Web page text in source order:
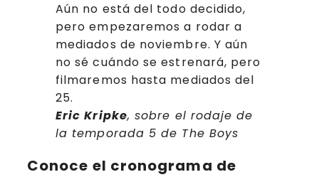
Aún no está del todo decidido,
pero empezaremos a rodar a
mediados de noviembre. Y aún
no sé cuándo se estrenará, pero
filmaremos hasta mediados del
25.
Eric Kripke, sobre el rodaje de
la temporada 5 de The Boys
Conoce el cronograma de